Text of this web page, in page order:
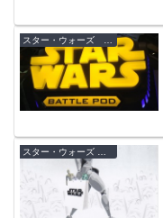
スター・ウォーズ ビデオゲーム